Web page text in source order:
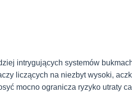
intrygujących systemów
liczących na niezbyt wysoki,
mocno ogranicza ryzyko utraty